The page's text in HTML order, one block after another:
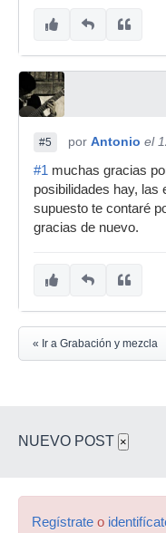
#5 por Antonio el
#1 muchas gracias
posibilidades hay, las
supuesto te contaré
gracias de nuevo.
« Ir a Grabación y mezcla
NUEVO POST ×
Regístrate o